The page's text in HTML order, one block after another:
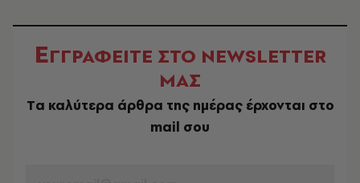
ΕΓΓΡΑΦΕΙΤΕ ΣΤΟ NEWSLETTER
ΜΑΣ
Tα καλύτερα άρθρα της ημέρας έρχονται στο
mail σου